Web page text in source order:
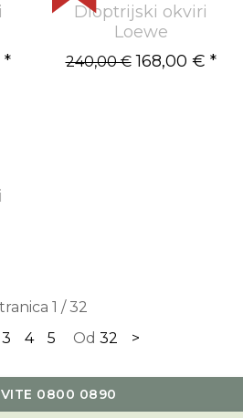
*
Dioptrijski okviri
Loewe
240,00 €168,00 € *
1 / 32
3 4 5 Od 32 >
0800 0890